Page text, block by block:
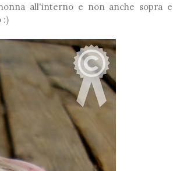
all'interno e non anche sopra e
:)